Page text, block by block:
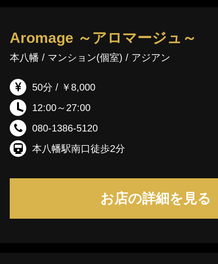
Aromage ～アロマージュ～
本八幡 / マンション(個室) / アジアン
50分 / ￥8,000
12:00～27:00
080-1386-5120
本八幡駅南口徒歩2分
お店の詳細を見る